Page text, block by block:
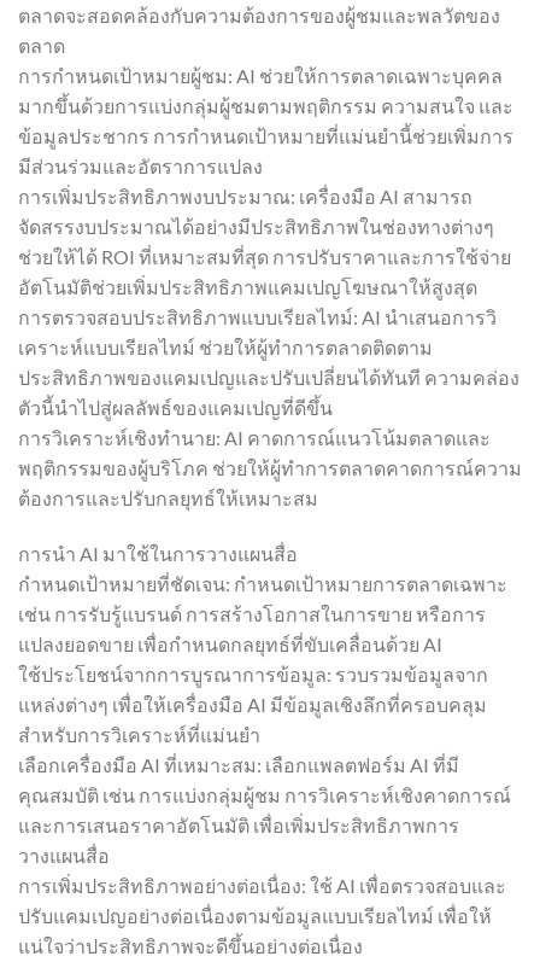
ตลาดจะสอดคล้องกับความต้องการของผู้ชมและพลวัตของ
ตลาด
การกำหนดเป้าหมายผู้ชม: AI ช่วยให้การตลาดเฉพาะบุคคล
มากขึ้นด้วยการแบ่งกลุ่มผู้ชมตามพฤติกรรม ความสนใจ และ
ข้อมูลประชากร การกำหนดเป้าหมายที่แม่นยำนี้ช่วยเพิ่มการ
มีส่วนร่วมและอัตราการแปลง
การเพิ่มประสิทธิภาพงบประมาณ: เครื่องมือ AI สามารถ
จัดสรรงบประมาณได้อย่างมีประสิทธิภาพในช่องทางต่างๆ
ช่วยให้ได้ ROI ที่เหมาะสมที่สุด การปรับราคาและการใช้จ่าย
อัตโนมัติช่วยเพิ่มประสิทธิภาพแคมเปญโฆษณาให้สูงสุด
การตรวจสอบประสิทธิภาพแบบเรียลไทม์: AI นำเสนอการวิ
เคราะห์แบบเรียลไทม์ ช่วยให้ผู้ทำการตลาดติดตาม
ประสิทธิภาพของแคมเปญและปรับเปลี่ยนได้ทันที ความคล่อง
ตัวนี้นำไปสู่ผลลัพธ์ของแคมเปญที่ดีขึ้น
การวิเคราะห์เชิงทำนาย: AI คาดการณ์แนวโน้มตลาดและ
พฤติกรรมของผู้บริโภค ช่วยให้ผู้ทำการตลาดคาดการณ์ความ
ต้องการและปรับกลยุทธ์ให้เหมาะสม
การนำ AI มาใช้ในการวางแผนสื่อ
กำหนดเป้าหมายที่ชัดเจน: กำหนดเป้าหมายการตลาดเฉพาะ
เช่น การรับรู้แบรนด์ การสร้างโอกาสในการขาย หรือการ
แปลงยอดขาย เพื่อกำหนดกลยุทธ์ที่ขับเคลื่อนด้วย AI
ใช้ประโยชน์จากการบูรณาการข้อมูล: รวบรวมข้อมูลจาก
แหล่งต่างๆ เพื่อให้เครื่องมือ AI มีข้อมูลเชิงลึกที่ครอบคลุม
สำหรับการวิเคราะห์ที่แม่นยำ
เลือกเครื่องมือ AI ที่เหมาะสม: เลือกแพลตฟอร์ม AI ที่มี
คุณสมบัติ เช่น การแบ่งกลุ่มผู้ชม การวิเคราะห์เชิงคาดการณ์
และการเสนอราคาอัตโนมัติ เพื่อเพิ่มประสิทธิภาพการ
วางแผนสื่อ
การเพิ่มประสิทธิภาพอย่างต่อเนื่อง: ใช้ AI เพื่อตรวจสอบและ
ปรับแคมเปญอย่างต่อเนื่องตามข้อมูลแบบเรียลไทม์ เพื่อให้
แน่ใจว่าประสิทธิภาพจะดีขึ้นอย่างต่อเนื่อง